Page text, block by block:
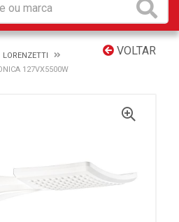
VOLTAR
LORENZETTI
127VX5500W